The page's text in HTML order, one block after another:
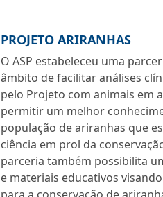
PROJETO ARIRANHAS
O ASP estabeleceu uma
âmbito de facilitar análises
pelo Projeto com animais em
permitir um melhor
população de ariranhas que
ciência em prol da
parceria também possibilita
e materiais educativos